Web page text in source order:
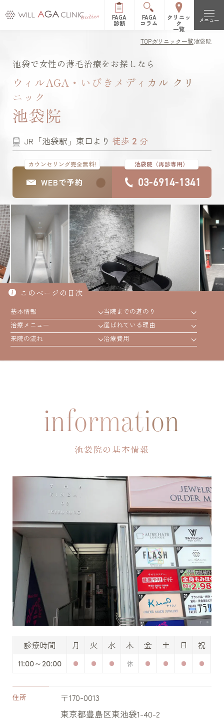
FAGA
診断
FAGA
コラム
クリニッ
ク
一覧
メニュー
FPHLとは（女性の薄毛）
LHDV頭皮注入治療
白髪治療
リジュビナートリファ
イン療法
円形脱毛症治療 オルミエント治療薬®
ステロイド局所注射
改善症例
料金表
クリニック一覧
表参道院 銀座院
立川院 町田院
横浜院 大宮院
千葉院 札幌院
仙台院 京都院
名古屋院 大阪梅田院
年代別お悩みガイド
FAGAコラム
FAGAセルフチェック診断
治療の流れ
ドクター紹介
プライバシーポリシー
TOPクリニック一覧池袋院
池袋で女性の薄毛治療をお探しなら
ウィルAGA・いびきメディカル クリ
ニック
池袋院
JR「池袋駅」東口より 徒歩 2 分
カウンセリング完全無料!
WEBで予約
池袋院（再診専用）
03-6914-1341
このページの目次
基本情報
当院までの道のり
治療メニュー
選ばれている理由
来院の流れ
治療費用
information
池袋院の基本情報
診療時間 月 火 水 木 金 土 日 祝
11:00～20:00
住所
〒170-0013
東京都豊島区東池袋1-40-2